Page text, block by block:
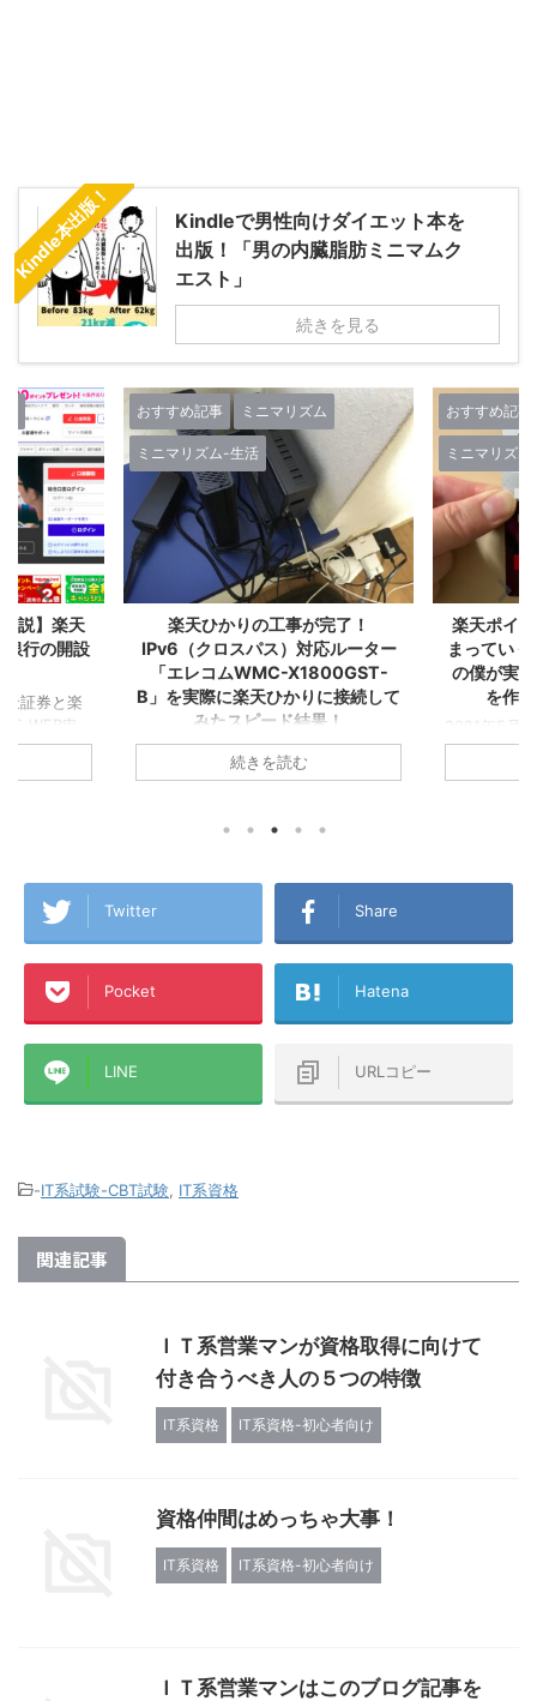
Kindle本出版！
Kindleで男性向けダイエット本を
出版！「男の内臓脂肪ミニマムク
エスト」
続きを見る
説】楽天
行の開設
証券と楽
らWEB申
的はつみ
せることが
これから楽
もうとして
のキャプチ
たいと思い
おすすめ記事 ミニマリズム
ミニマリズム-生活
楽天ひかりの工事が完了！
IPv6（クロスパス）対応ルーター
「エレコムWMC-X1800GST-
B」を実際に楽天ひかりに接続して
みたスピード結果！
▼楽天モバイル使う方ならおうちの
Wi-Fiは楽天ひかり！集合住宅は税込
楽天ひかりに切り替えたA1理論で
す！ちなみに昔のアパートで使ってい
TV（新宿ケーブル）で、このアパー
トに来てからはauひかり
→WiMAX→WiMAX2+→楽天ひかりテ
ザリング→楽天ひかり（マンションタ
イプ・光配線方式）です ...
続きを読む
おすすめ記事
ミニマリズ
楽天ポイ
まってい
の僕が実
を作
2021年5月
ていくこと
も含めた『
ラに分散し
Twitter Share
Pocket Hatena
LINE URLコピー
-IT系試験-CBT試験 IT系資格
関連記事
ＩＴ系営業マンが資格取得に向けて
付き合うべき人の５つの特徴
IT系資格 IT系資格-初心者向け
資格仲間はめっちゃ大事！
IT系資格 IT系資格-初心者向け
ＩＴ系営業マンはこのブログ記事を